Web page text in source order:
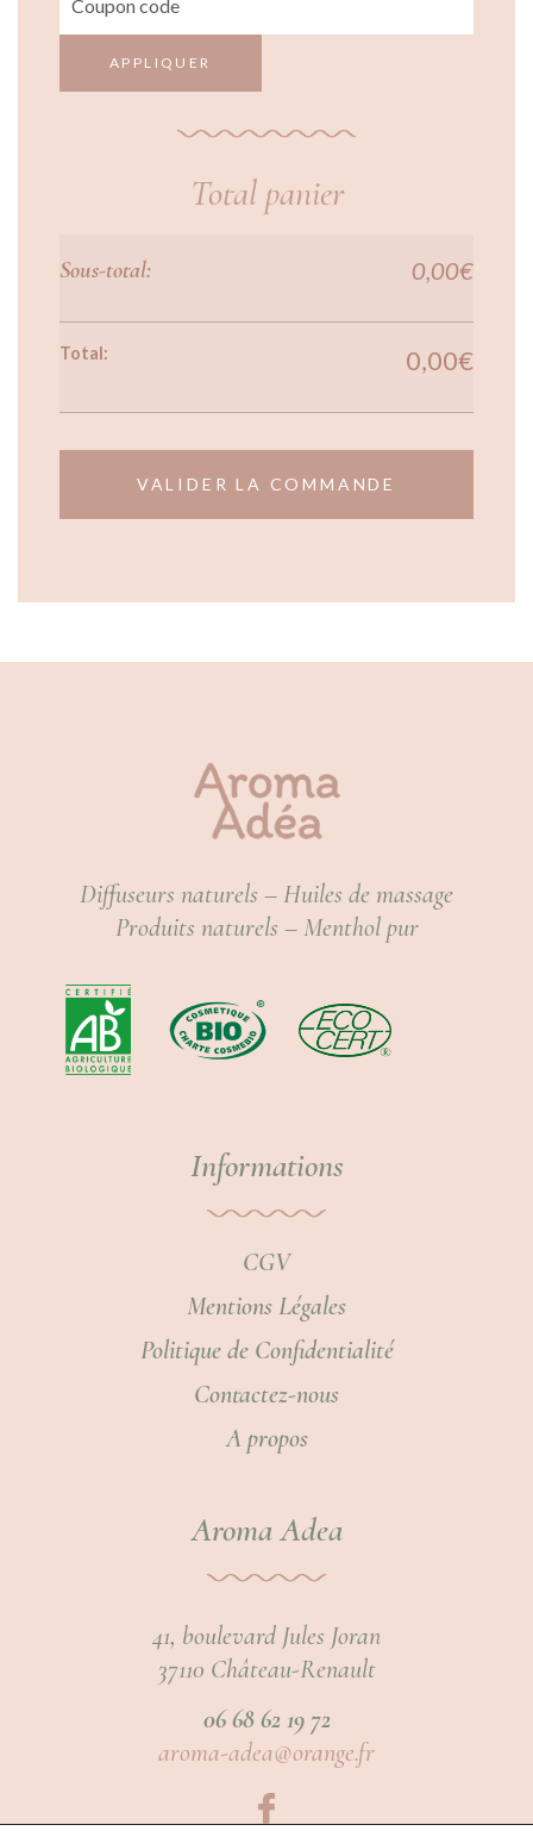
APPLIQUER
Total panier
0,00€
0,00€
VALIDER LA COMMANDE
Diffuseurs naturels – Huiles de massage
Produits naturels – Menthol pur
Informations
CGV
Mentions Légales
Politique de Confidentialité
Contactez-nous
A propos
Aroma Adea
41, boulevard Jules Joran
37110 Château-Renault
06 68 62 19 72
aroma-adea@orange.fr